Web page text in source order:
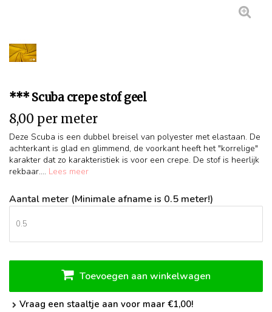
*** Scuba crepe stof geel
8,00 per meter
Deze Scuba is een dubbel breisel van polyester met elastaan. De
achterkant is glad en glimmend, de voorkant heeft het "korrelige"
karakter dat zo karakteristiek is voor een crepe. De stof is heerlijk
rekbaar.... Lees meer
Aantal meter (Minimale afname is 0.5 meter!)
Toevoegen aan winkelwagen
Vraag een staaltje aan voor maar €1,00!